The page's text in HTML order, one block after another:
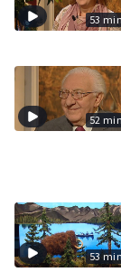
53 min
52 min
53 min